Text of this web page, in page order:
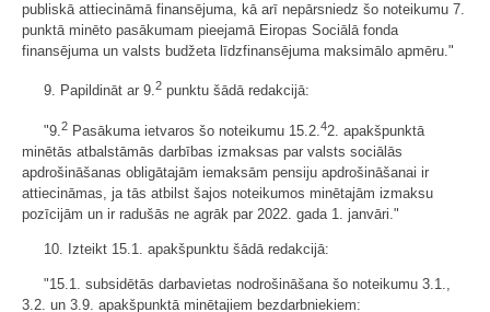
publiskā attiecināmā finansējuma, kā arī nepārsniedz šo noteikumu 7.
punktā minēto pasākumam pieejamā Eiropas Sociālā fonda
finansējuma un valsts budžeta līdzfinansējuma maksimālo apmēru."
9. Papildināt ar 9.2 punktu šādā redakcijā:
"9. 2 Pasākuma ietvaros šo noteikumu 15.2. 42. apakšpunktā
minētās atbalstāmās darbības izmaksas par valsts sociālās
apdrošināšanas obligātajām iemaksām pensiju apdrošināšanai ir
attiecināmas, ja tās atbilst šajos noteikumos minētajām izmaksu
pozīcijām un ir radušās ne agrāk par 2022. gada 1. janvāri."
10. Izteikt 15.1. apakšpunktu šādā redakcijā:
"15.1. subsidētās darbavietas nodrošināšana šo noteikumu 3.1.,
3.2. un 3.9. apakšpunktā minētajiem bezdarbniekiem: